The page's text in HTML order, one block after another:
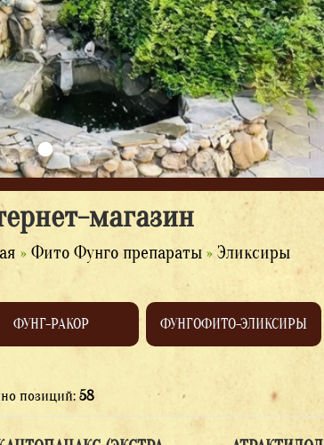
магазин
» Фито Фунго препараты » Эликсиры
ФУНГ-РАКОР ФУНГОФИТО-ЭЛИКСИРЫ
позиций: 58